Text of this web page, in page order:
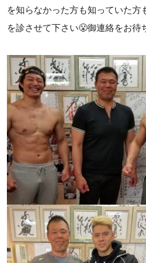
を知らなかった方も知っていた
を診させて下さい😤御連絡をお待